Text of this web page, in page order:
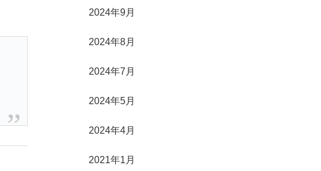
2024年9月
2024年8月
2024年7月
2024年5月
2024年4月
2021年1月